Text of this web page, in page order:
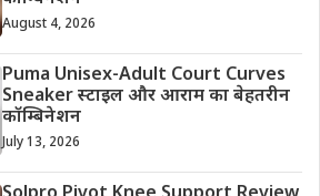
August 4, 2026
Puma Unisex-Adult Court Curves
Sneaker स्टाइल और आराम का बेहतरीन
कॉम्बिनेशन
July 13, 2026